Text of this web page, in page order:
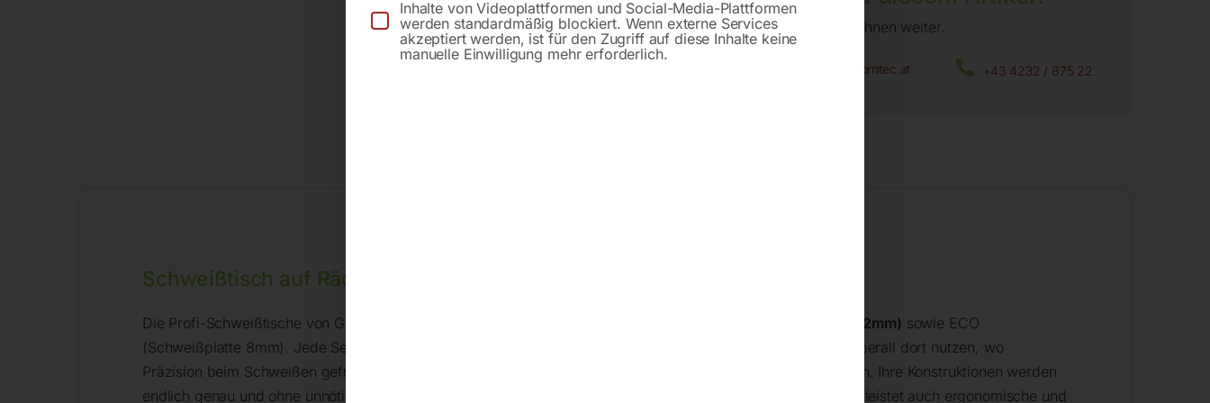
Gerne helfen wir Ihnen weiter.
office@horntec.at +43 4232 / 875 22
Schweißtisch auf Rädern – Serie PLUS
Die Profi-Schweißtische von GPPH gibt es in drei Serien: PRO (Schweißplatte 15mm), PLUS (Schweißplatte 12mm) sowie ECO
(Schweißplatte 8mm). Jede Serie hat 10 verschiedene Plattformabmessungen zur Auswahl. Sie können sie überall dort nutzen, wo
Präzision beim Schweißen gefragt wird. Sie nutzen ihn zum manuellen oder automatischen Schweißen nutzen. Ihre Konstruktionen werden
endlich genau und ohne unnötige Verbesserungen ausgeführt! Der günstige und stabile Schweißtisch gewährleistet auch ergonomische und
Inhalte von Videoplattformen und Social-Media-Plattformen
werden standardmäßig blockiert. Wenn externe Services
akzeptiert werden, ist für den Zugriff auf diese Inhalte keine
manuelle Einwilligung mehr erforderlich.